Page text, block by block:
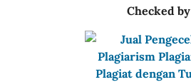
Checked by